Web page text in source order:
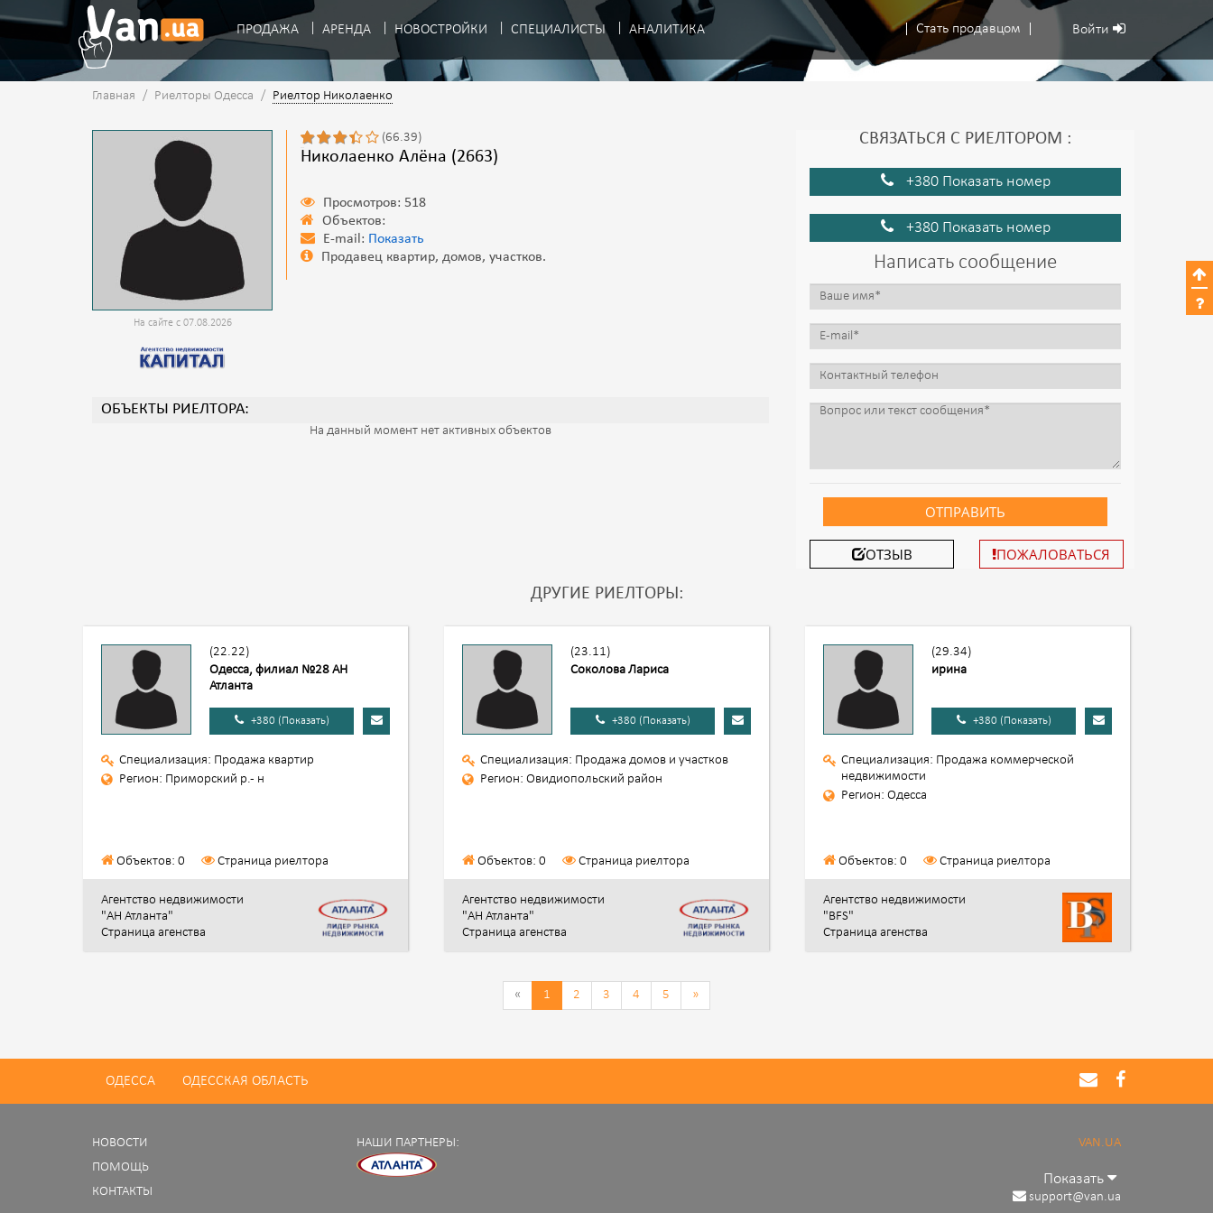
Стать продавцом Войти
ПРОДАЖА АРЕНДА НОВОСТРОЙКИ СПЕЦИАЛИСТЫ АНАЛИТИКА
Главная / Риелторы Одесса / Риелтор Николаенко
На сайте с 07.08.2026
(66.39)
Николаенко Алёна (2663)
Просмотров: 518
Объектов:
E-mail: Показать
Продавец квартир, домов, участков.
ОБЪЕКТЫ РИЕЛТОРА:
На данный момент нет активных объектов
СВЯЗАТЬСЯ С РИЕЛТОРОМ :
+380 Показать номер
+380 Показать номер
Написать сообщение
ОТПРАВИТЬ
ОТЗЫВ ПОЖАЛОВАТЬСЯ
ДРУГИЕ РИЕЛТОРЫ:
(22.22)
Одесса, филиал №28 АН
Атланта
+380 (Показать)
Специализация: Продажа квартир
Регион: Приморский р.- н
Объектов: 0 Страница риелтора
Агентство недвижимости
"АН Атланта"
Страница агенства
(23.11)
Соколова Лариса
+380 (Показать)
Специализация: Продажа домов и участков
Регион: Овидиопольский район
Объектов: 0 Страница риелтора
Агентство недвижимости
"АН Атланта"
Страница агенства
(29.34)
ирина
+380 (Показать)
Специализация: Продажа коммерческой
недвижимости
Регион: Одесса
Объектов: 0 Страница риелтора
Агентство недвижимости
"BFS"
Страница агенства
« 1 2 3 4 5 »
ОДЕССА ОДЕССКАЯ ОБЛАСТЬ
НОВОСТИ
ПОМОЩЬ
КОНТАКТЫ
НАШИ ПАРТНЕРЫ: VAN.UA
Показать
support@van.ua